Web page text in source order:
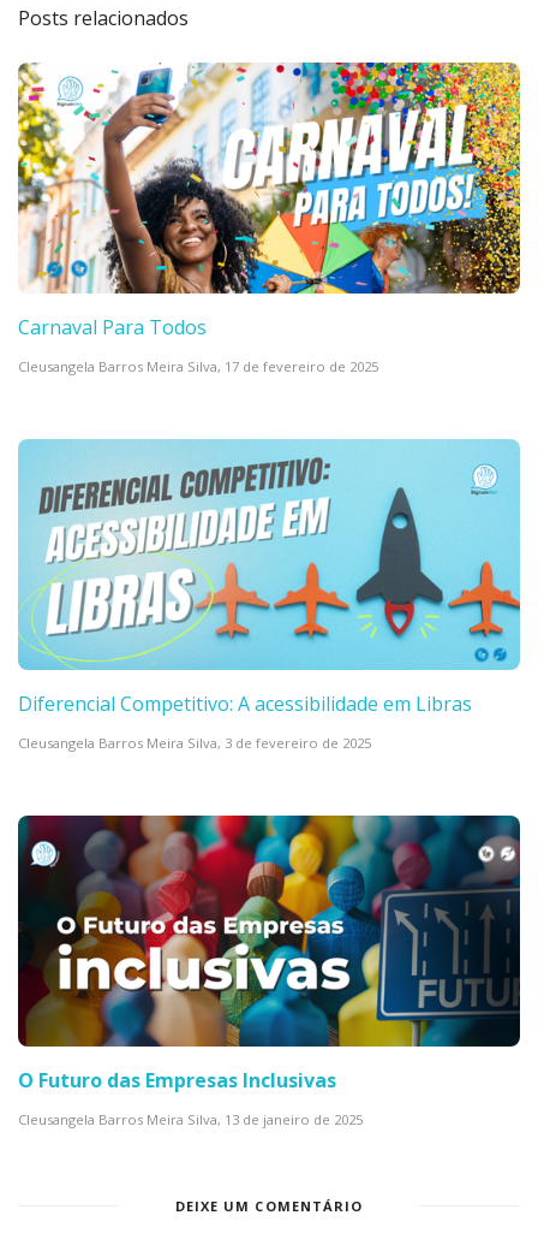
Posts relacionados
Carnaval Para Todos
Cleusangela Barros Meira Silva, 17 de fevereiro de 2025
Diferencial Competitivo: A acessibilidade em Libras
Cleusangela Barros Meira Silva, 3 de fevereiro de 2025
O Futuro das Empresas Inclusivas
Cleusangela Barros Meira Silva, 13 de janeiro de 2025
DEIXE UM COMENTÁRIO